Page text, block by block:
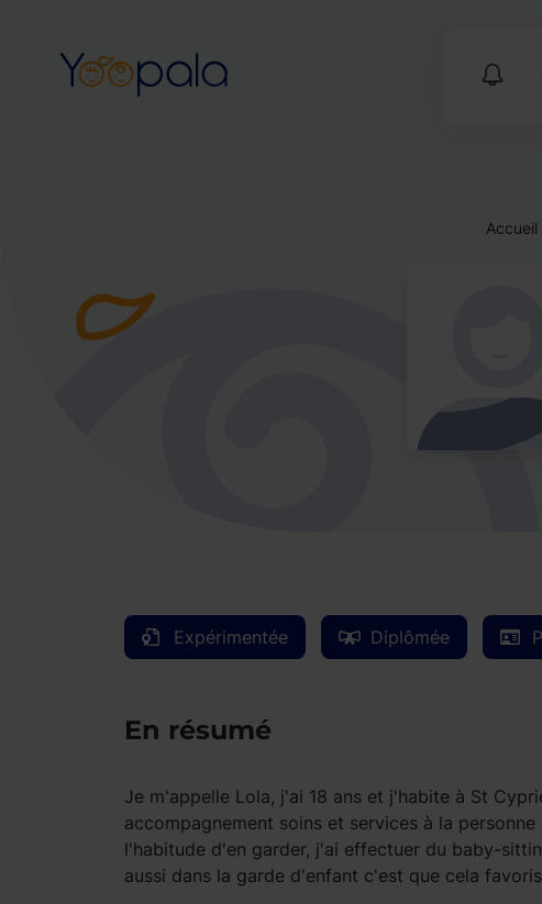
Accueil
Expérimentée Diplômée
En résumé
Je m'appelle Lola, j'ai 18 ans et j'habite à St
accompagnement soins et services à la
l'habitude d'en garder, j'ai effectuer du baby-
aussi dans la garde d'enfant c'est que cela